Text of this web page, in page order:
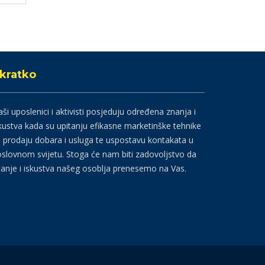
uposlenici i aktivisti posjeduju određena znanja i
kada su upitanju efikasne marketinške tehnike
prodaju dobara i usluga te uspostavu kontakata u
svijetu. Stoga će nam biti zadovoljstvo da
i iskustva našeg osoblja prenesemo na Vas.